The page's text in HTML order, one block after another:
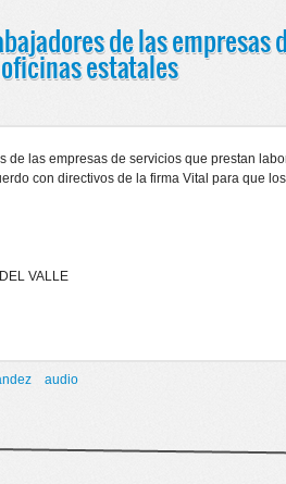
de las empresas
estatales
de las empresas de servicios que prestan
con directivos de la firma Vital para que
VALLE
audio